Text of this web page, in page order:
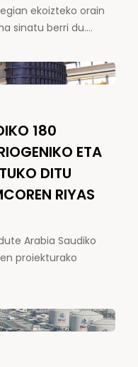
ekoizteko orain
sinatu berri du.…
180
ETA
DITU
RIYAS
Arabia Saudiko
proiekturako